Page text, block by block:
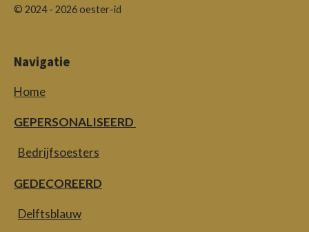
© 2024 - 2026 oester-id
Navigatie
Home
GEPERSONALISEERD
Bedrijfsoesters
GEDECOREERD
Delftsblauw